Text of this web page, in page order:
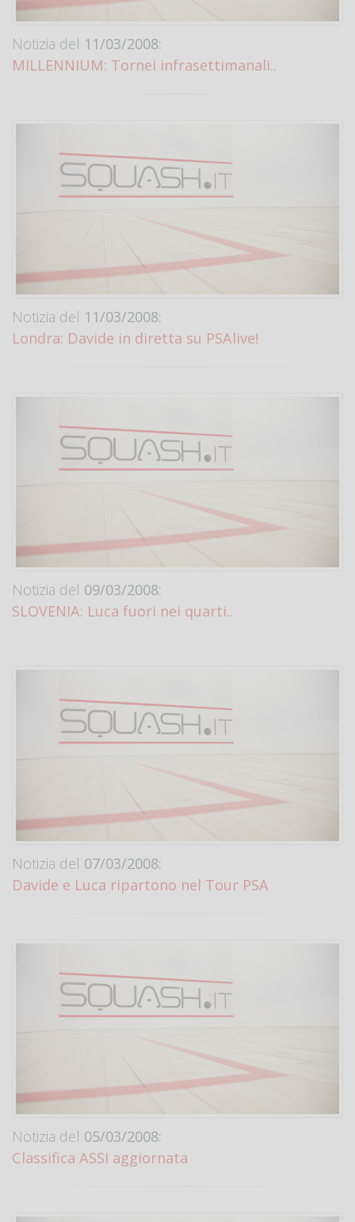
Notizia del 11/03/2008:
MILLENNIUM: Tornei infrasettimanali..
Notizia del 11/03/2008:
Londra: Davide in diretta su PSAlive!
Notizia del 09/03/2008:
SLOVENIA: Luca fuori nei quarti..
Notizia del 07/03/2008:
Davide e Luca ripartono nel Tour PSA
Notizia del 05/03/2008:
Classifica ASSI aggiornata